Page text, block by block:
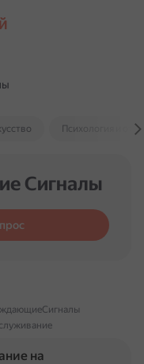
Психология и
Сигналы
на